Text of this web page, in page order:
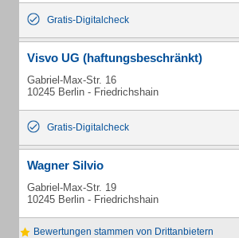
Gratis-Digitalcheck
Visvo UG (haftungsbeschränkt)
Gabriel-Max-Str. 16
10245 Berlin - Friedrichshain
Gratis-Digitalcheck
Wagner Silvio
Gabriel-Max-Str. 19
10245 Berlin - Friedrichshain
Bewertungen stammen von Drittanbietern